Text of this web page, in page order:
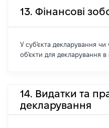
13. Фінансові
У суб'єкта декларування чи
об'єкти для декларування в
14. Видатки та
декларування